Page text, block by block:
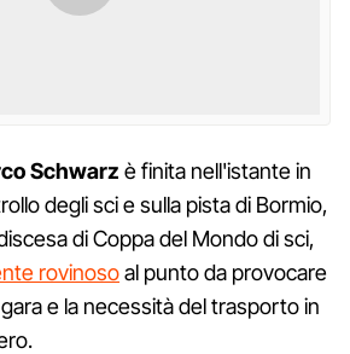
Schwarz è finita nell'istante in
degli sci e sulla pista di Bormio,
di Coppa del Mondo di sci,
rovinosoal punto da provocare
e la necessità del trasporto in